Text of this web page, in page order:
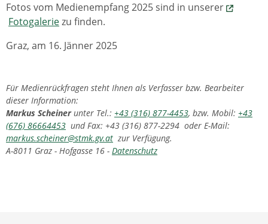
Fotos vom Medienempfang 2025 sind in unserer
Fotogaleriezu finden.
Graz, am 16. Jänner 2025
Für Medienrückfragen steht Ihnen als Verfasser bzw. Bearbeiter
dieser Information:
Markus Scheinerunter Tel.: +43 (316) 877-4453, bzw. Mobil: +43
(676) 86664453 und Fax: +43 (316) 877-2294 oder E-Mail:
markus.scheiner@stmk.gv.at zur Verfügung.
A-8011 Graz - Hofgasse 16 - Datenschutz